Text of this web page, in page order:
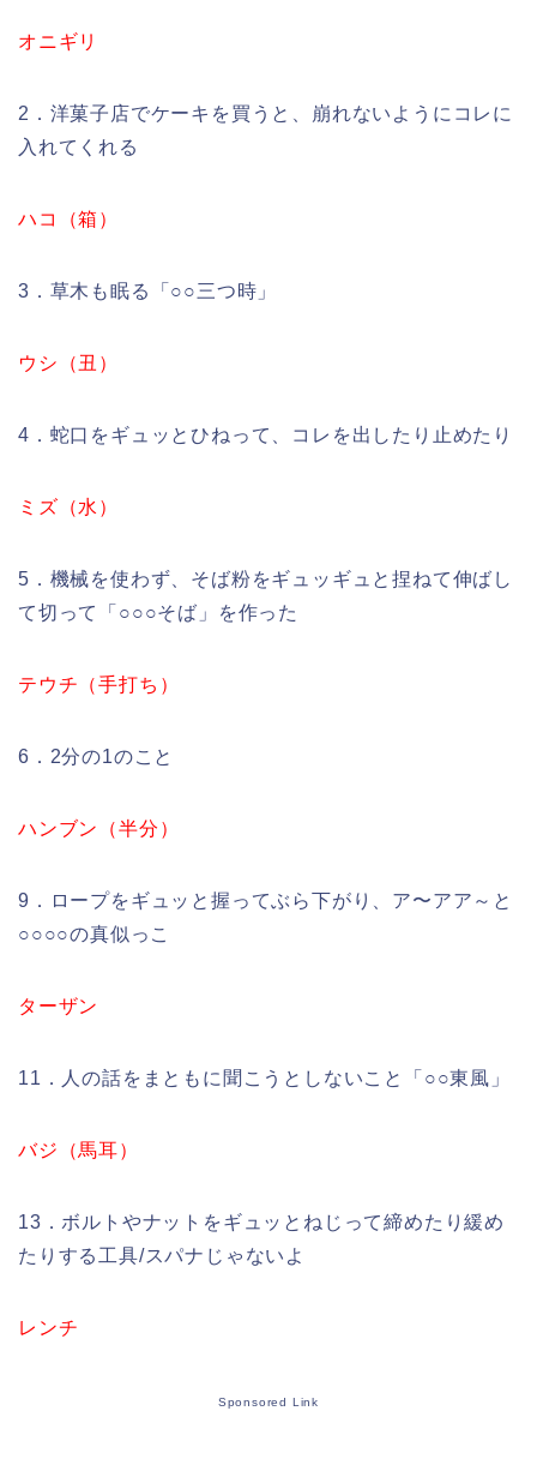
オニギリ
2．洋菓子店でケーキを買うと、崩れないようにコレに
入れてくれる
ハコ（箱）
3．草木も眠る「○○三つ時」
ウシ（丑）
4．蛇口をギュッとひねって、コレを出したり止めたり
ミズ（水）
5．機械を使わず、そば粉をギュッギュと捏ねて伸ばし
て切って「○○○そば」を作った
テウチ（手打ち）
6．2分の1のこと
ハンブン（半分）
9．ロープをギュッと握ってぶら下がり、ア〜アア～と
○○○○の真似っこ
ターザン
11．人の話をまともに聞こうとしないこと「○○東風」
バジ（馬耳）
13．ボルトやナットをギュッとねじって締めたり緩め
たりする工具/スパナじゃないよ
レンチ
Sponsored Link